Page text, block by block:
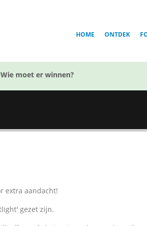
HOME ONTDEK
moet er winnen?
extra aandacht!
gezet zijn.